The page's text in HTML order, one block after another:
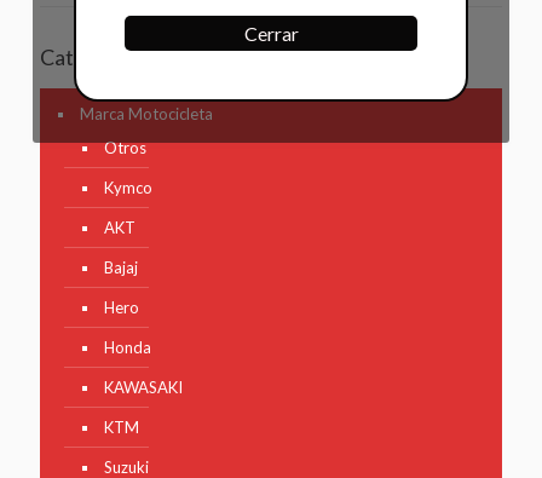
Categorías
Marca Motocicleta
Otros
Kymco
AKT
Bajaj
Hero
Honda
KAWASAKI
KTM
Suzuki
Cerrar